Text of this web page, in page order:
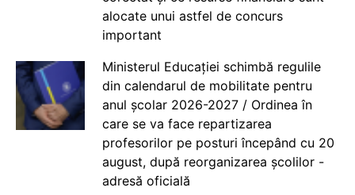
alocate unui astfel de concurs
important
Ministerul Educației schimbă regulile
din calendarul de mobilitate pentru
anul școlar 2026-2027 / Ordinea în
care se va face repartizarea
profesorilor pe posturi începând cu 20
august, după reorganizarea școlilor -
adresă oficială